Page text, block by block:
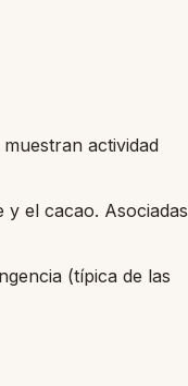
actividad
y el cacao. Asociadas
(típica de las